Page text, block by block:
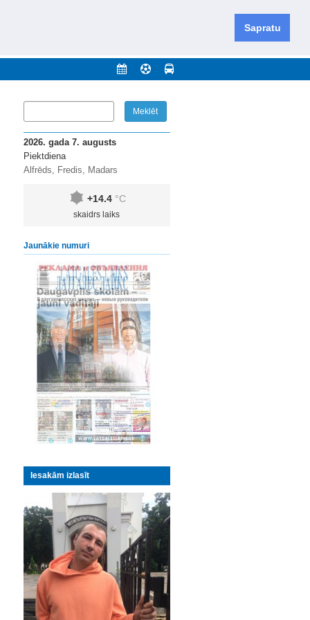
Sapratu
novadu un apkārtējos novadus un pilsētas.
2026. gada 7. augusts
Piektdiena
Alfrēds, Fredis, Madars
+14.4 °C
skaidrs laiks
Jaunākie numuri
Iesakām izlasīt